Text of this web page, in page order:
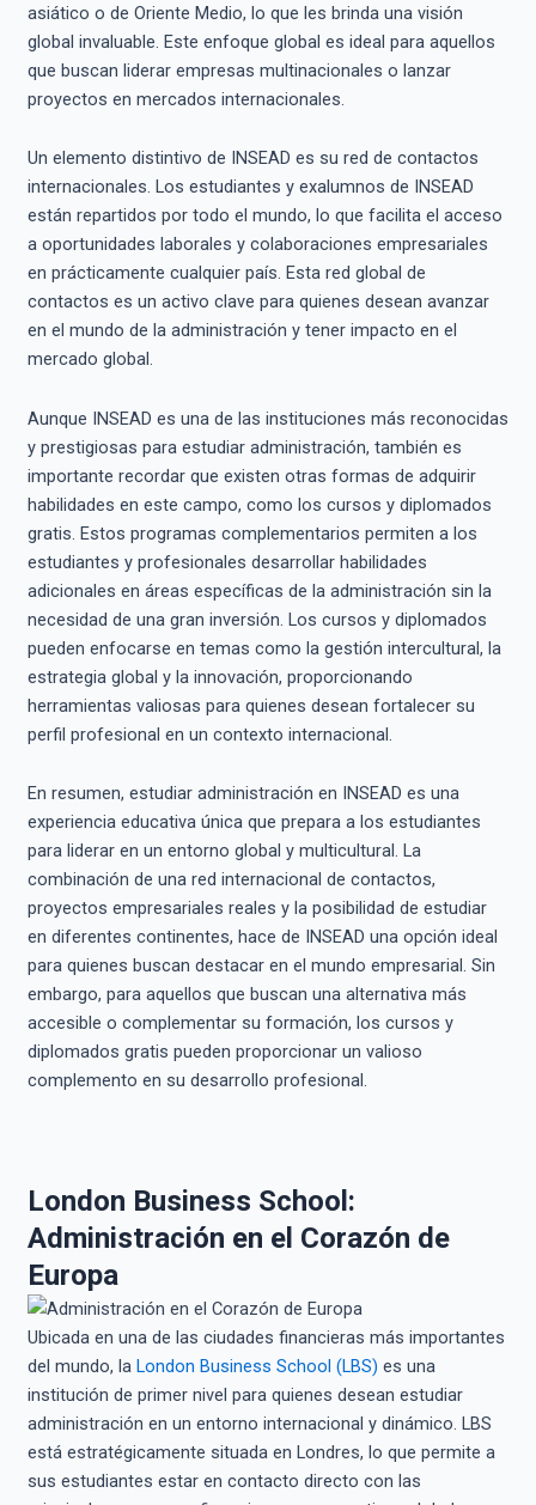
asiático o de Oriente Medio, lo que les brinda una visión
global invaluable. Este enfoque global es ideal para aquellos
que buscan liderar empresas multinacionales o lanzar
proyectos en mercados internacionales.
Un elemento distintivo de INSEAD es su red de contactos
internacionales. Los estudiantes y exalumnos de INSEAD
están repartidos por todo el mundo, lo que facilita el acceso
a oportunidades laborales y colaboraciones empresariales
en prácticamente cualquier país. Esta red global de
contactos es un activo clave para quienes desean avanzar
en el mundo de la administración y tener impacto en el
mercado global.
Aunque INSEAD es una de las instituciones más reconocidas
y prestigiosas para estudiar administración, también es
importante recordar que existen otras formas de adquirir
habilidades en este campo, como los cursos y diplomados
gratis. Estos programas complementarios permiten a los
estudiantes y profesionales desarrollar habilidades
adicionales en áreas específicas de la administración sin la
necesidad de una gran inversión. Los cursos y diplomados
pueden enfocarse en temas como la gestión intercultural, la
estrategia global y la innovación, proporcionando
herramientas valiosas para quienes desean fortalecer su
perfil profesional en un contexto internacional.
En resumen, estudiar administración en INSEAD es una
experiencia educativa única que prepara a los estudiantes
para liderar en un entorno global y multicultural. La
combinación de una red internacional de contactos,
proyectos empresariales reales y la posibilidad de estudiar
en diferentes continentes, hace de INSEAD una opción ideal
para quienes buscan destacar en el mundo empresarial. Sin
embargo, para aquellos que buscan una alternativa más
accesible o complementar su formación, los cursos y
diplomados gratis pueden proporcionar un valioso
complemento en su desarrollo profesional.
London Business School:
Administración en el Corazón de
Europa
Ubicada en una de las ciudades financieras más importantes
del mundo, la London Business School (LBS) es una
institución de primer nivel para quienes desean estudiar
administración en un entorno internacional y dinámico. LBS
está estratégicamente situada en Londres, lo que permite a
sus estudiantes estar en contacto directo con las